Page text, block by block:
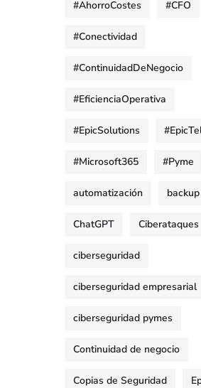
#AhorroCostes #CFO
#Conectividad
#ContinuidadDeNegocio
#EficienciaOperativa
#EpicSolutions
#Microsoft365 #Pyme
automatización backup
ChatGPT Ciberataques
ciberseguridad
ciberseguridad empresarial
ciberseguridad pymes
Continuidad de negocio
Copias de Seguridad